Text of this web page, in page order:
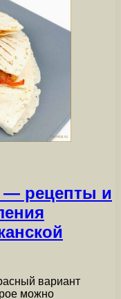
— рецепты и
вариант
можно